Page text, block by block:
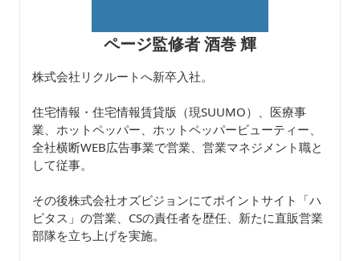
ページ監修者 酒巻 輝
株式会社リクルートへ新卒入社。
住宅情報・住宅情報賃貸版（現SUUMO）、医療事
業、ホットペッパー、ホットペッパービューティー、
全社横断WEB広告事業で営業、営業マネジメント職と
して従事。
その後株式会社オズビジョンにてポイントサイト「ハ
ピタス」の営業、CSの責任者を歴任、新たに直販営業
部隊を立ち上げを実施。